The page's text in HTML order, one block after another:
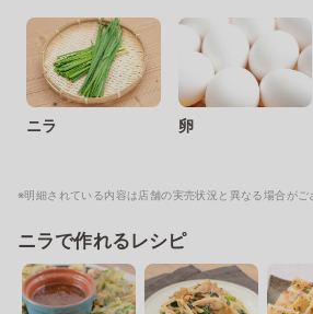
ニラ 卵
※明細されている内容は店舗の実売状況と異なる場合がご
ニラで作れるレシピ